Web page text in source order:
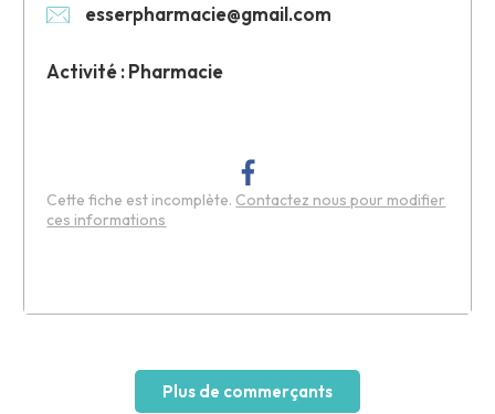
esserpharmacie@gmail.com
Activité : Pharmacie
Cette fiche est incomplète. Contactez nous pour modifier
ces informations
Plus de commerçants